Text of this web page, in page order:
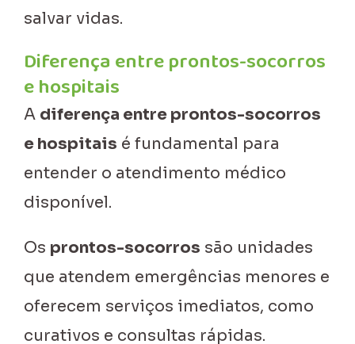
salvar vidas.
Diferença entre prontos-socorros
e hospitais
A diferença entre prontos-socorros
e hospitais é fundamental para
entender o atendimento médico
disponível.
Os prontos-socorros são unidades
que atendem emergências menores e
oferecem serviços imediatos, como
curativos e consultas rápidas.